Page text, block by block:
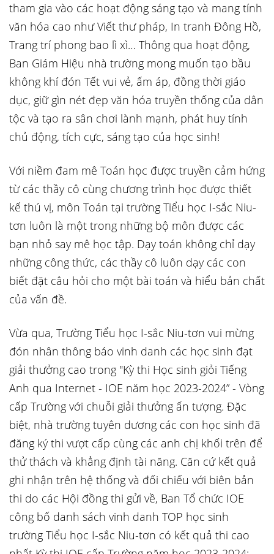
tham gia vào các hoạt động sáng tạo và mang tính
văn hóa cao như Viết thư pháp, In tranh Đông Hồ,
Trang trí phong bao lì xì… Thông qua hoạt động,
Ban Giám Hiệu nhà trường mong muốn tạo bầu
không khí đón Tết vui vẻ, ấm áp, đồng thời giáo
dục, giữ gìn nét đẹp văn hóa truyền thống của dân
tộc và tạo ra sân chơi lành mạnh, phát huy tính
chủ động, tích cực, sáng tạo của học sinh!
Với niềm đam mê Toán học được truyền cảm hứng
từ các thầy cô cùng chương trình học được thiết
kế thú vị, môn Toán tại trường Tiểu học I-sắc Niu-
tơn luôn là một trong những bộ môn được các
bạn nhỏ say mê học tập. Dạy toán không chỉ dạy
những công thức, các thầy cô luôn dạy các con
biết đặt câu hỏi cho một bài toán và hiểu bản chất
của vấn đề.
Vừa qua, Trường Tiểu học I-sắc Niu-tơn vui mừng
đón nhân thông báo vinh danh các học sinh đạt
giải thưởng cao trong "Kỳ thi Học sinh giỏi Tiếng
Anh qua Internet - IOE năm học 2023-2024” - Vòng
cấp Trường với chuỗi giải thưởng ấn tượng. Đặc
biệt, nhà trường tuyên dương các con học sinh đã
đăng ký thi vượt cấp cùng các anh chị khối trên để
thử thách và khẳng định tài năng. Căn cứ kết quả
ghi nhận trên hệ thống và đối chiếu với biên bản
thi do các Hội đồng thi gửi về, Ban Tổ chức IOE
công bố danh sách vinh danh TOP học sinh
trường Tiểu học I-sắc Niu-tơn có kết quả thi cao